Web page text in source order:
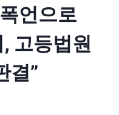
언으로
고등법원
결”